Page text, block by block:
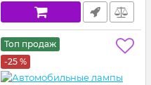
Топ продаж
-25 %